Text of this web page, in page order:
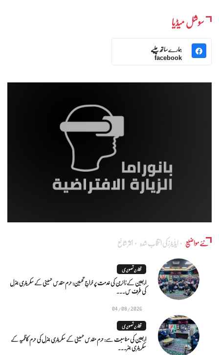
سوشل میڈیا
ہمارے ساتھ چلیے
facebook
نئے مواضیع ایڈٰیٹرز کی انتخاب شدہ اکثر شائع
تقاریر تصویری
اربعین کے زائرین کی خدمت پر خراجِ تحسین: حرم مقدس حسینی کے سکریٹری جنرل
کی طرف س...
04/08/2026
تقاریر تصویری
اربعین کی مناسبت سے: حرم مقدس حسینی کے سکریٹری جنرل کی حرم کاظمیہ کے
سکریٹری جنر...